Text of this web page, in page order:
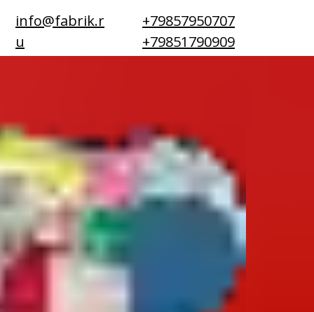
info@fabrik.r
u
+79857950707
+79851790909